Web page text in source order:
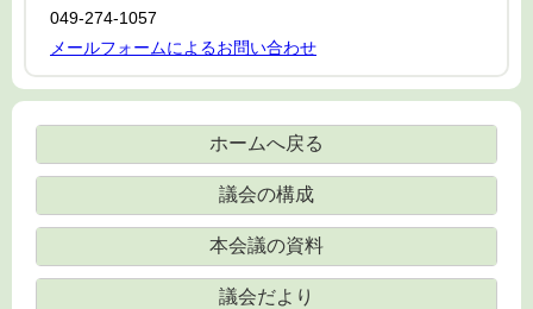
049-274-1057
メールフォームによるお問い合わせ
ホームへ戻る
議会の構成
本会議の資料
議会だより